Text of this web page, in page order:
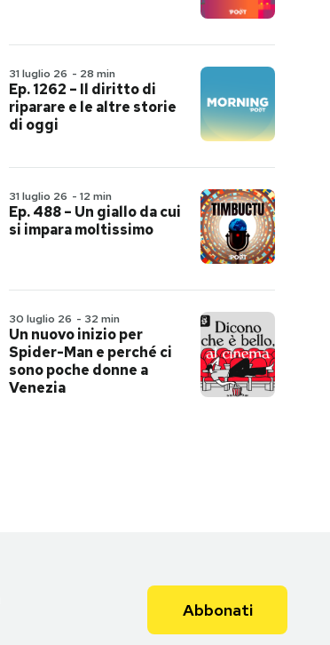
31 luglio 26 - 28 min
Ep. 1262 – Il diritto di
riparare e le altre storie
di oggi
31 luglio 26 - 12 min
Ep. 488 – Un giallo da cui
si impara moltissimo
30 luglio 26 - 32 min
Un nuovo inizio per
Spider-Man e perché ci
sono poche donne a
Venezia
Abbonati